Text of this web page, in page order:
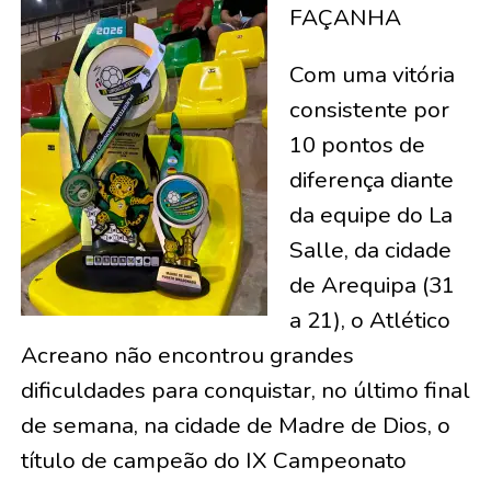
FAÇANHA
Com uma vitória
consistente por
10 pontos de
diferença diante
da equipe do La
Salle, da cidade
de Arequipa (31
a 21), o Atlético
Acreano não encontrou grandes
dificuldades para conquistar, no último final
de semana, na cidade de Madre de Dios, o
título de campeão do IX Campeonato